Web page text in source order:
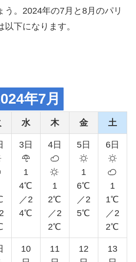
う。2024年の7月と8月のパリ
下になります。
年7月
水 木 金 土
3日
1
4℃
／2
4℃
4日
1
2℃
／2
2℃
5日
1
6℃
／2
5℃
6日
1
1℃
／2
2℃
10
11
12
13